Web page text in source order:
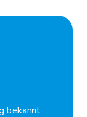
bekannt